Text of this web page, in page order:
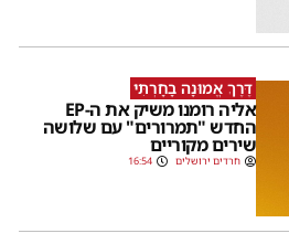
דֶּרֶךְ אֱמוּנָה בָחָרְתִּי
אליה רומנו משיק את ה-EP
החדש "תמרורים" עם שלושה
שירים מקוריים
חרדים ירושלים 16:54